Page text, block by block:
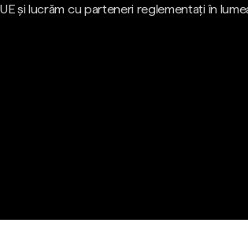
UE și lucrăm cu parteneri reglementați în